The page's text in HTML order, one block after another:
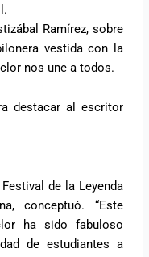
Ramírez, sobre
vestida con la
nos une a todos.
destacar al escritor
de la Leyenda
conceptuó. “Este
ha sido fabuloso
de estudiantes a